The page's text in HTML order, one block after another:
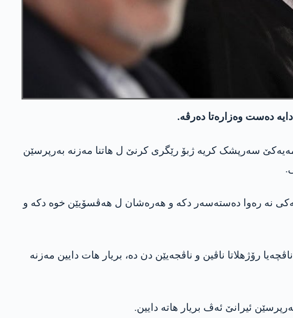
دەست وەزارەتا دەرڤە.
سەرپشک کریە ژبۆ رێگری کرنێ ل هاتنا مەزنە بەرپرسێن
نە رەوا دەستەسەر دکە و هەرەشان ل هەڤسۆیێن خوە دکە و
رۆژهلاتا ناڤین و ناڤجەیێن دن ده‌، بریار هات دایین مەزنە
ئیرانێ ئەڤ بریار هاتە دایین.